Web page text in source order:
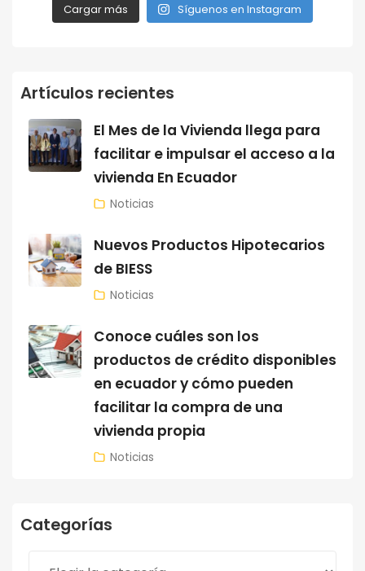
Cargar más Síguenos en Instagram
Artículos recientes
El Mes de la Vivienda llega para
facilitar e impulsar el acceso a la
vivienda En Ecuador
Noticias
Nuevos Productos Hipotecarios
de BIESS
Noticias
Conoce cuáles son los
productos de crédito disponibles
en ecuador y cómo pueden
facilitar la compra de una
vivienda propia
Noticias
Categorías